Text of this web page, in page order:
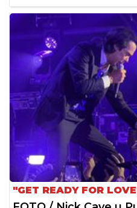
"GET READY FOR